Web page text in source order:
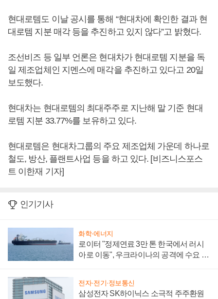
현대로템도 이날 공시를 통해 “현대차에 확인한 결과 현
대로템 지분 매각 등을 추진하고 있지 않다”고 밝혔다.
조선비즈 등 일부 언론은 현대차가 현대로템 지분을 독
일 제조업체인 지멘스에 매각을 추진하고 있다고 20일
보도했다.
현대차는 현대로템의 최대주주로 지난해 말 기준 현대
로템 지분 33.77%를 보유하고 있다.
현대로템은 현대차그룹의 주요 제조업체 가운데 하나로
철도, 방산, 플랜트사업 등을 하고 있다. [비즈니스포스
트 이한재 기자]
인기기사
화학·에너지
로이터 "정제연료 3만 톤 한국에서 러시
아로 이동", 우크라이나의 공격에 수요 늘
전자·전기·정보통신
삼성전자 SK하이닉스 소극적 주주환원